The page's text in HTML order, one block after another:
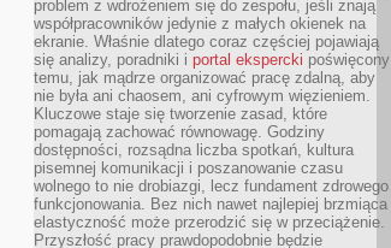
problem z wdrożeniem się do zespołu, jeśli znają
współpracowników jedynie z małych okienek na
ekranie. Właśnie dlatego coraz częściej pojawiają
się analizy, poradniki i portal ekspercki poświęcony
temu, jak mądrze organizować pracę zdalną, aby
nie była ani chaosem, ani cyfrowym więzieniem.
Kluczowe staje się tworzenie zasad, które
pomagają zachować równowagę. Godziny
dostępności, rozsądna liczba spotkań, kultura
pisemnej komunikacji i poszanowanie czasu
wolnego to nie drobiazgi, lecz fundament zdrowego
funkcjonowania. Bez nich nawet najlepiej brzmiąca
elastyczność może przerodzić się w przeciążenie.
Przyszłość pracy prawdopodobnie będzie